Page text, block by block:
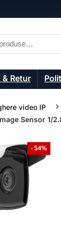
Retur
video IP
Sensor 1/
- 54%
- 33%